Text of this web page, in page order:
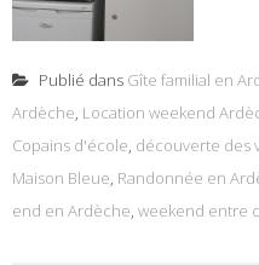
Publié dans Gîte familial en
Ardèche, Location weekend
Copains d'école, découverte des
Maison Bleue, Randonnée en
end en Ardèche, weekend entre